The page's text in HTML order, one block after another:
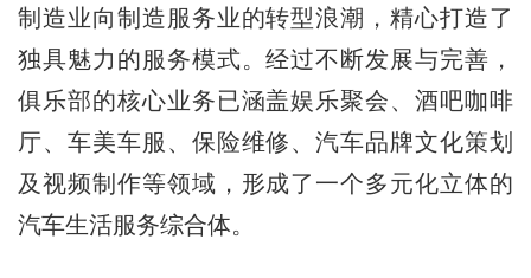
制造业向制造服务业的转型浪潮，精心打造了
独具魅力的服务模式。经过不断发展与完善，
俱乐部的核心业务已涵盖娱乐聚会、酒吧咖啡
厅、车美车服、保险维修、汽车品牌文化策划
及视频制作等领域，形成了一个多元化立体的
汽车生活服务综合体。